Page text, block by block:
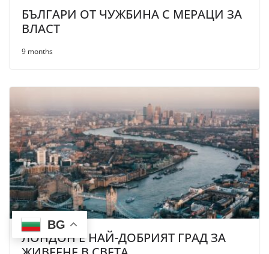
БЪЛГАРИ ОТ ЧУЖБИНА С МЕРАЦИ ЗА
ВЛАСТ
9 months
ЛОНДОН E НАЙ-ДОБРИЯТ ГРАД ЗА
BG